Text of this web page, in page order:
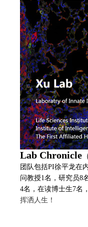
Lab Chronicle
团队包括PI徐平龙在
问教授1名，研究员8
4名，在读博士生7名，
挥洒人生！